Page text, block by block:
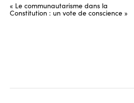
« Le communautarisme dans la
Constitution : un vote de conscience »